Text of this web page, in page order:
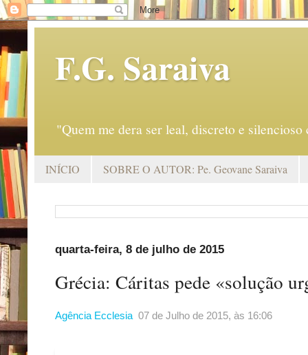
F.G. Saraiva
"Quem me dera ser leal, discreto e
INÍCIO SOBRE O AUTOR: Pe. Geovane Saraiva
quarta-feira, 8 de julho de 2015
Grécia: Cáritas pede «solução
Agência Ecclesia 07 de Julho de 2015, às 16:06